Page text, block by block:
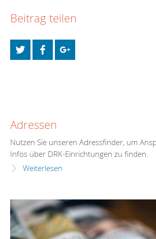
Beitrag teilen
Adressen
Nutzen Sie unseren Adressfinder, um
Infos über DRK-Einrichtungen zu finden.
Weiterlesen